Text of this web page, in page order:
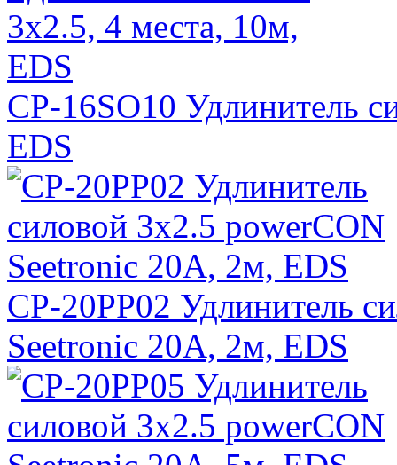
CP-16SO10 Удлинитель
EDS
CP-20PP02 Удлинитель
Seetronic 20A, 2м, EDS